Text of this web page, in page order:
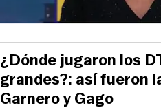
¿Dónde jugaron los
grandes?: así fueron
Garnero y Gago